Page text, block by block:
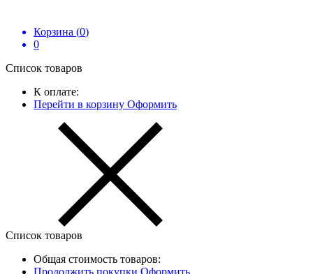
Корзина (0)
0
Список товаров
К оплате:
Перейти в корзину Оформить
Список товаров
Общая стоимость товаров:
Продолжить покупки Оформить